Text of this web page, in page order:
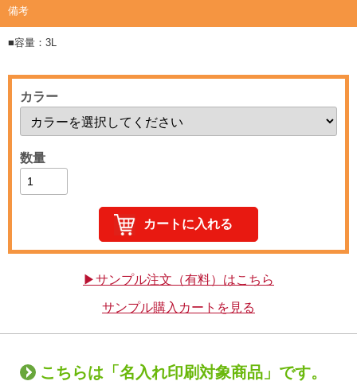
備考
■容量：3L
カラー
数量
▶サンプル注文（有料）はこちら
サンプル購入カートを見る
こちらは「名入れ印刷対象商品」です。